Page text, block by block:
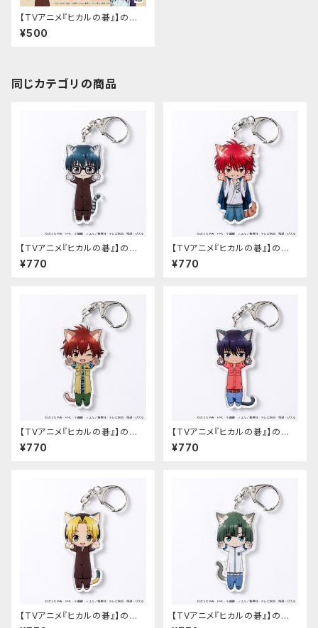
【TVアニメ『ヒカルの碁』】のび
猫すたんだっぷ
¥500
同じカテゴリの商品
【TVアニメ『ヒカルの碁』】のび
猫アクリルキーホルダー（筒井
公宏）
¥770
【TVアニメ『ヒカルの碁』】のび
猫アクリルキーホルダー（加賀
鉄男）
¥770
【TVアニメ『ヒカルの碁』】のび
猫アクリルキーホルダー（和谷
義高）
¥770
【TVアニメ『ヒカルの碁』】のび
猫アクリルキーホルダー（伊角
慎一郎）
¥770
【TVアニメ『ヒカルの碁』】のび
【TVアニメ『ヒカルの碁』】のび